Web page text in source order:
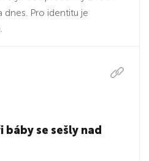
dnes. Pro identitu je
se sešly nad